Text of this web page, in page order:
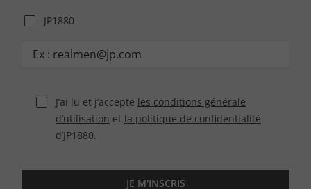
JP1880
J’ai lu et j’accepte les conditions générale
d’utilisation et la politique de confidentialité
d’JP1880.
JE M'INSCRIS